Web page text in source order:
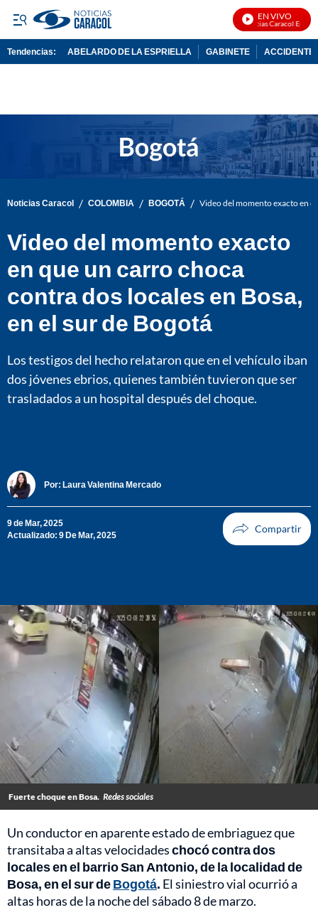
EN VIVO
Noticias Caracol En Vivo
Tendencias: ABELARDO DE LA ESPRIELLA GABINETE ACCIDENTE
Noticias Caracol / COLOMBIA / BOGOTÁ / Video del momento exacto en
Video del momento exacto
en que un carro choca
contra dos locales en Bosa,
en el sur de Bogotá
Los testigos del hecho relataron que en el vehículo iban
dos jóvenes ebrios, quienes también tuvieron que ser
trasladados a un hospital después del choque.
Por: Laura Valentina Mercado
9 de Mar, 2025
Actualizado: 9 De Mar, 2025
Fuerte choque en Bosa. Redes sociales
Un conductor en aparente estado de embriaguez que
transitaba a altas velocidadeschocó contra dos
locales en el barrio San Antonio, de la localidad de
Bosa, en el sur deBogotá. El siniestro vial ocurrió a
altas horas de la noche del sábado 8 de marzo.